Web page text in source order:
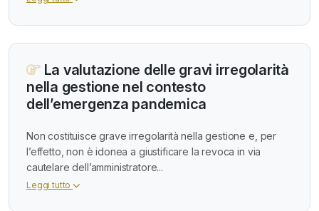
La valutazione delle gravi irregolarità
nella gestione nel contesto
dell’emergenza pandemica
Non costituisce grave irregolarità nella gestione e, per
l’effetto, non è idonea a giustificare la revoca in via
cautelare dell’amministratore...
Leggi tutto